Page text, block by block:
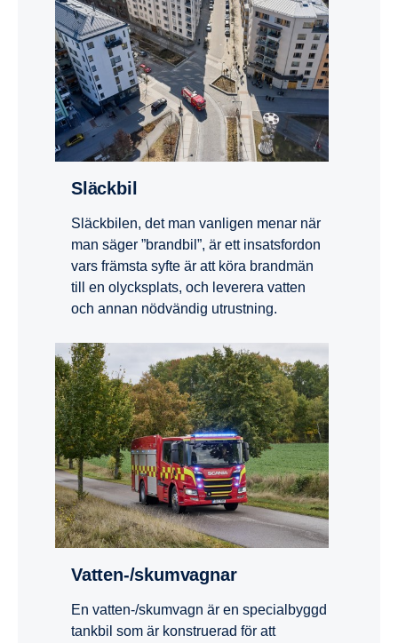
Släckbil
Släckbilen, det man vanligen menar när
man säger ”brandbil”, är ett insatsfordon
vars främsta syfte är att köra brandmän
till en olycksplats, och leverera vatten
och annan nödvändig utrustning.
Vatten-/skumvagnar
En vatten-/skumvagn är en specialbyggd
tankbil som är konstruerad för att